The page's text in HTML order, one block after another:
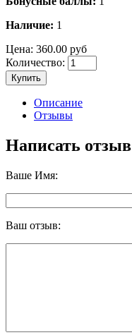
Наличие: 1
Цена: 360.00 руб
Количество:
Купить
Описание
Отзывы
Написать отзыв
Ваше Имя:
Ваш отзыв: